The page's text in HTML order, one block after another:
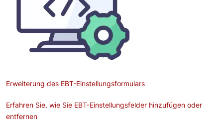
Erweiterung des EBT-Einstellungsformulars
Erfahren Sie, wie Sie EBT-Einstellungsfelder hinzufügen oder
entfernen